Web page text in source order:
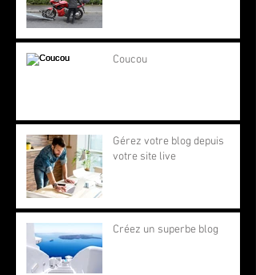
Coucou
Gérez votre blog depuis
votre site live
Créez un superbe blog